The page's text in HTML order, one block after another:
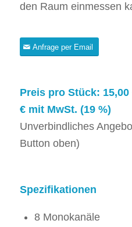
den Raum einmessen
Anfrage per Email
Preis pro Stück: 15,00
€ mit MwSt. (19 %)
Unverbindliches
Button oben)
Spezifikationen
8 Monokanäle